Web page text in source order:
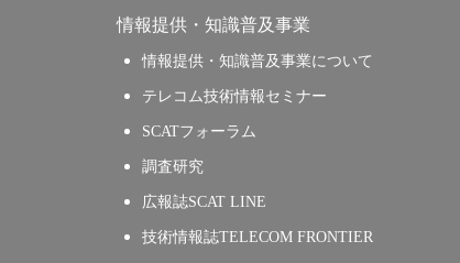
情報提供・知識普及事業
情報提供・知識普及事業について
テレコム技術情報セミナー
SCATフォーラム
調査研究
広報誌SCAT LINE
技術情報誌TELECOM FRONTIER